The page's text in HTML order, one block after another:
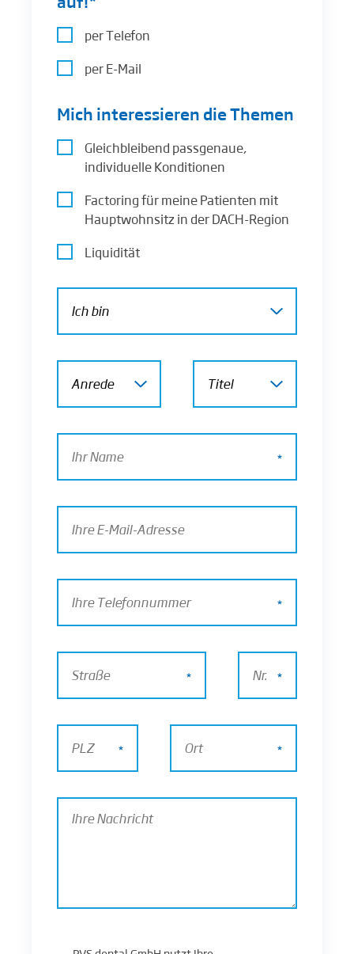
per Telefon
per E-Mail
Mich interessieren die Themen
Gleichbleibend passgenaue,
individuelle Konditionen
Factoring für meine Patienten mit
Hauptwohnsitz in der DACH-Region
Liquidität